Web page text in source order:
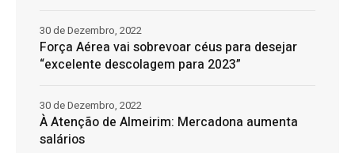
Força Aérea vai sobrevoar céus para desejar
“excelente descolagem para 2023”
30 de Dezembro, 2022
À Atenção de Almeirim: Mercadona aumenta
salários
30 de Dezembro, 2022